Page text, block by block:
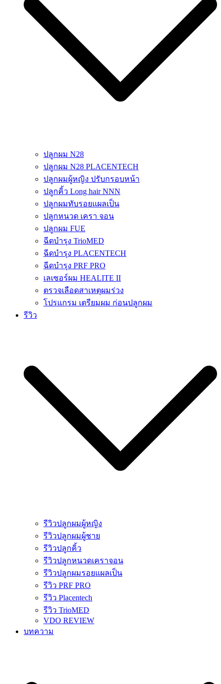
ปลูกผม N28
ปลูกผม N28 PLACENTECH
ปลูกผมผู้หญิง ปรับกรอบหน้า
ปลูกคิ้ว Long hair NNN
ปลูกผมทับรอยแผลเป็น
ปลูกหนวด เครา จอน
ปลูกผม FUE
ฉีดบำรุง TrioMED
ฉีดบำรุง PLACENTECH
ฉีดบำรุง PRF PRO
เลเซอร์ผม HEALITE II
ตรวจเลือดสาเหตุผมร่วง
โปรแกรม เตรียมผม ก่อนปลูกผม
รีวิว
รีวิวปลูกผมผู้หญิง
รีวิวปลูกผมผู้ชาย
รีวิวปลูกคิ้ว
รีวิวปลูกหนวดเคราจอน
รีวิวปลูกผมรอยแผลเป็น
รีวิว PRF PRO
รีวิว Placentech
รีวิว TrioMED
VDO REVIEW
บทความ